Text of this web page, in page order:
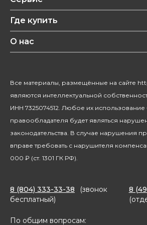
Уход за волосами
Красота и здоровье
Уход за домом
Посуда
Рецепты
Где купить
О нас
Благотворительность
Все материалы, размещённые на сайте
являются интеллектуальной
ИНН 7325074512. Любое их
правообладателя будет являться
законодательства. В случае нарушения
вправе требовать с нарушителя
000 ₽ (ст. 1301 ГК РФ).
8 (804) 333-33-38
(звонок
бесплатный)
8
По общим вопросам: